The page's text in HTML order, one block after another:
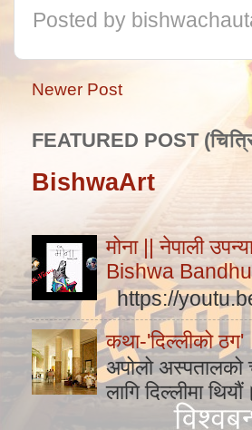
Posted by
Newer Post
FEATURED POST
BishwaArt
मोना || नेपाली
Bishwa
https://
कथा-'दिल्लीको ठग'
अपोलो अस्पतालको
लागि दिल्लीमा